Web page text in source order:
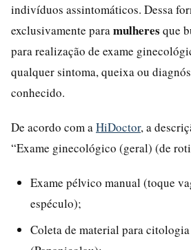
indivíduos assintomáticos. Dessa
exclusivamente para mulheres que
para realização de exame
qualquer sintoma, queixa ou
conhecido.
De acordo com a HiDoctor, a
“Exame ginecológico (geral) (de
Exame pélvico manual (toque
espéculo);
Coleta de material para